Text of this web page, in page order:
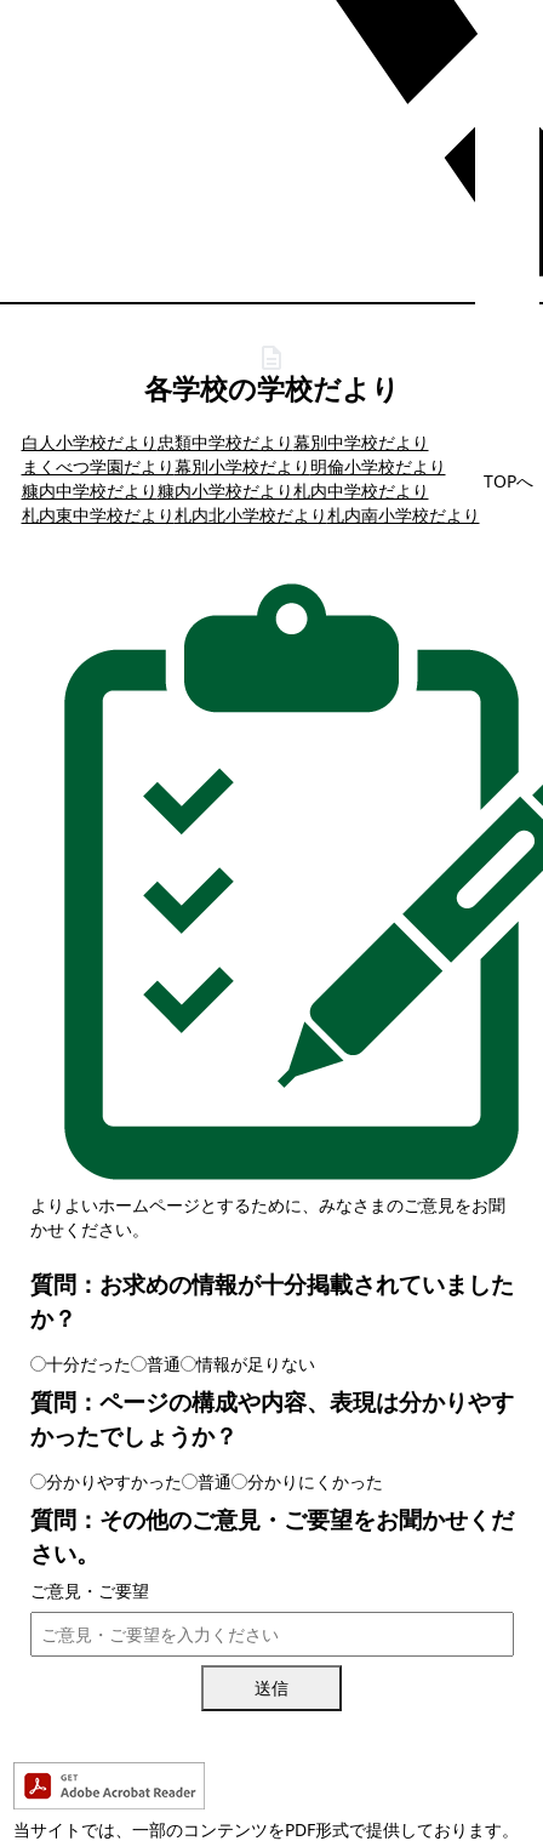
TOPへ
各学校の学校だより
白人小学校だより 忠類中学校だより幕別中学校だより
まくべつ学園だより幕別小学校だより 明倫小学校だより
糠内中学校だより糠内小学校だより札内中学校だより
札内東中学校だより札内北小学校だより札内南小学校だより
よりよいホームページとするために、みなさまのご意見をお聞
かせください。
質問：お求めの情報が十分掲載されていました
か？
十分だった 普通 情報が足りない
質問：ページの構成や内容、表現は分かりやす
かったでしょうか？
分かりやすかった 普通 分かりにくかった
質問：その他のご意見・ご要望をお聞かせくだ
さい。
ご意見・ご要望
送信
当サイトでは、一部のコンテンツをPDF形式で提供しております。